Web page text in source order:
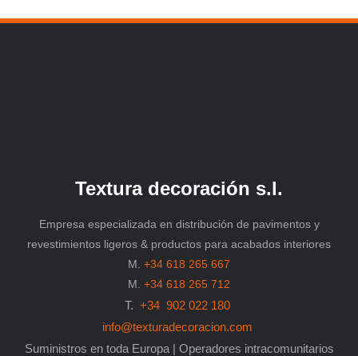
Textura decoración s.l.
Empresa especializada en distribución de pavimentos y
revestimientos ligeros & productos para acabados interiores
M. +34 618 265 667
M. +34 618 265 712
T. +34 902 022 180
info@texturadecoracion.com
Suministros en toda Europa | Operadores intracomunitarios